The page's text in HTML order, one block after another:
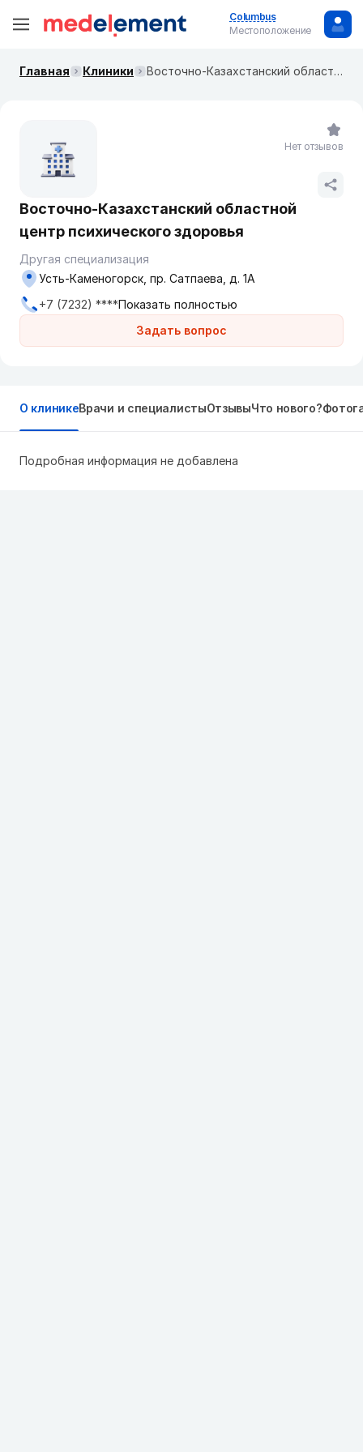
Columbus
Местоположение
Главная Клиники Восточно-Казахстанский областной центр психического здоровья
Восточно-Казахстанский областной
центр психического здоровья
Другая специализация
Задать вопрос
Усть-Каменогорск, пр. Сатпаева, д. 1А
+7 (7232) ****Показать полностью
Нет отзывов
О клиникеВрачи и специалистыОтзывыЧто нового?
Подробная информация не добавлена